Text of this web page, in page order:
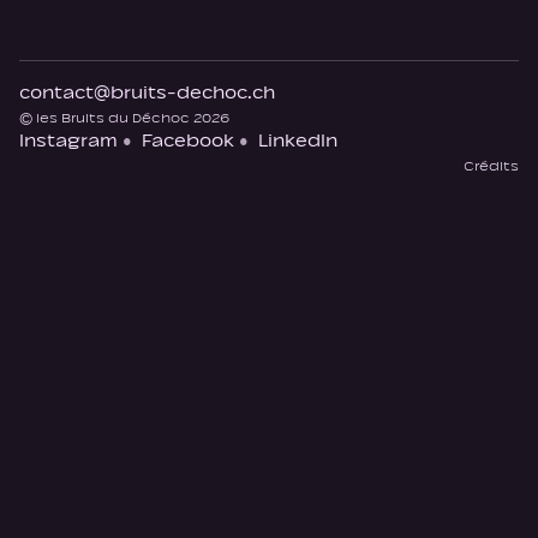
contact@bruits-dechoc.ch
© les Bruits du Déchoc 2026
Instagram Facebook LinkedIn
Crédits